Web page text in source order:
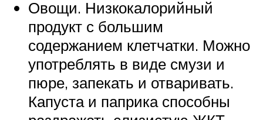
Овощи. Низкокалорийный
продукт с большим
содержанием клетчатки. Можно
употреблять в виде смузи и
пюре, запекать и отваривать.
Капуста и паприка способны